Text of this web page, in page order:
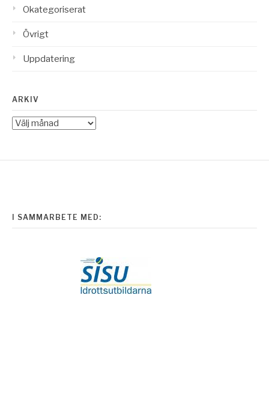
Okategoriserat
Övrigt
Uppdatering
ARKIV
Arkiv
I SAMMARBETE MED: